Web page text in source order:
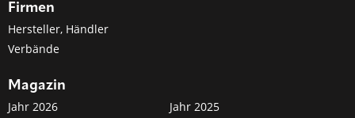
Firmen
Hersteller, Händler
Verbände
Magazin
Jahr 2026
Jahr 2025